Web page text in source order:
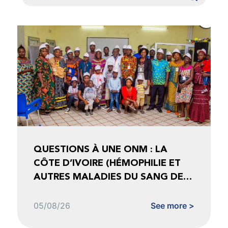
QUESTIONS À UNE ONM : LA
CÔTE D’IVOIRE (HÉMOPHILIE ET
AUTRES MALADIES DU SANG DE
05/08/26 See more >